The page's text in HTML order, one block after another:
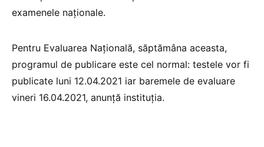
examenele naționale.
Pentru Evaluarea Națională, săptămâna aceasta,
programul de publicare este cel normal: testele vor fi
publicate luni 12.04.2021 iar baremele de evaluare
vineri 16.04.2021, anunță instituția.